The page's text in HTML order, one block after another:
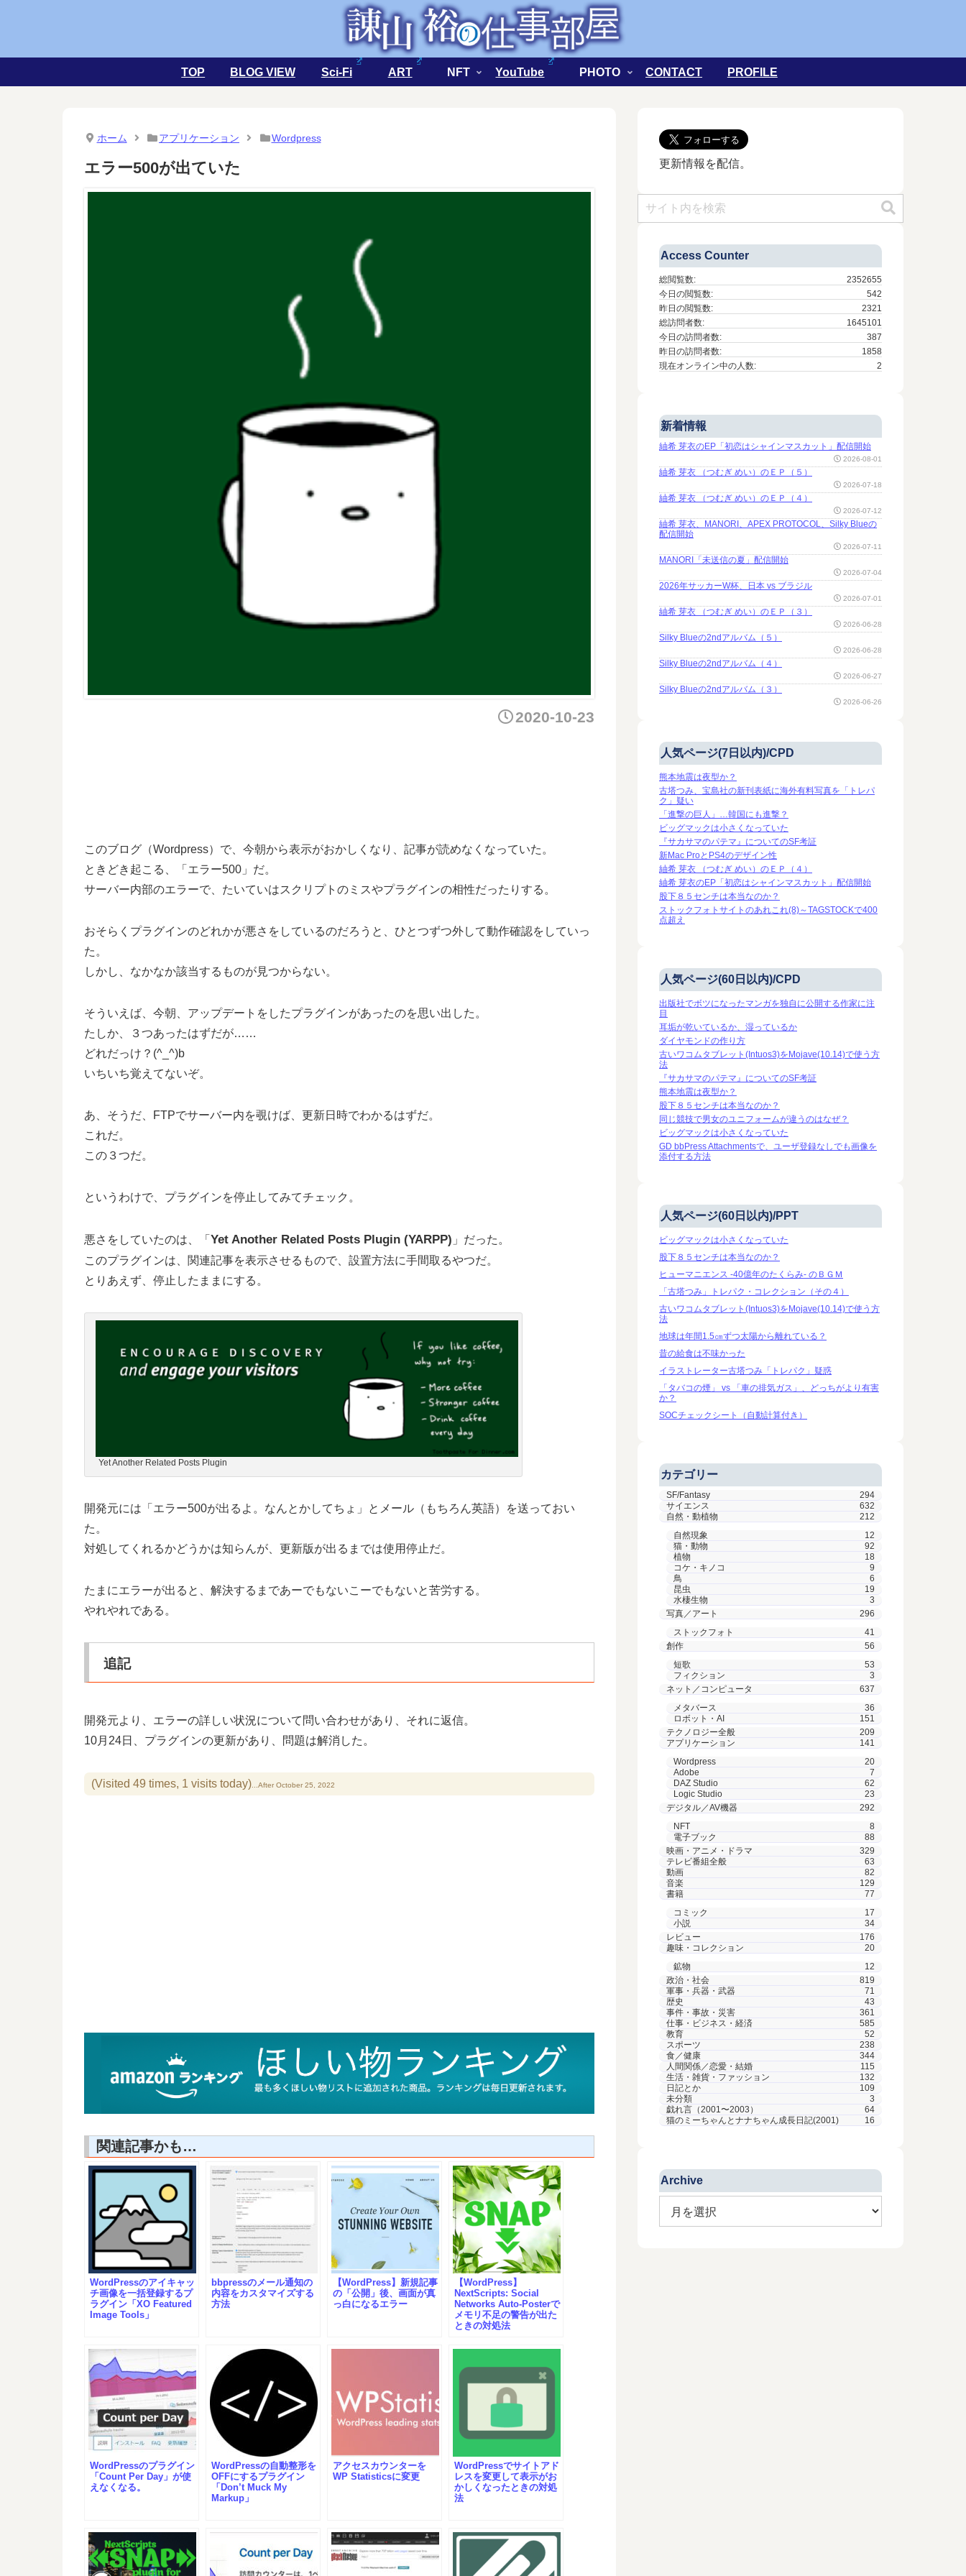
TOP BLOG VIEW Sci-Fi ART NFT YouTube PHOTO CONTACT PROFILE
ホーム アプリケーション Wordpress
エラー500が出ていた
2020-10-23
このブログ（Wordpress）で、今朝から表示がおかしくなり、記事が読めなくなっていた。
ときどき起こる、「エラー500」だ。
サーバー内部のエラーで、たいていはスクリプトのミスやプラグインの相性だったりする。
おそらくプラグインのどれかが悪さをしているのだろうと、ひとつずつ外して動作確認をしていっ
た。
しかし、なかなか該当するものが見つからない。
そういえば、今朝、アップデートをしたプラグインがあったのを思い出した。
たしか、３つあったはずだが……
どれだっけ？(^_^)b
いちいち覚えてないぞ。
あ、そうだ、FTPでサーバー内を覗けば、更新日時でわかるはずだ。
これだ。
この３つだ。
というわけで、プラグインを停止してみてチェック。
悪さをしていたのは、「 Yet Another Related Posts Plugin (YARPP) 」だった。
このプラグインは、関連記事を表示させるもので、設置方法に手間取るやつだ。
とりあえず、停止したままにする。
Yet Another Related Posts Plugin
開発元には「エラー500が出るよ。なんとかしてちょ」とメール（もちろん英語）を送っておい
た。
対処してくれるかどうかは知らんが、更新版が出るまでは使用停止だ。
たまにエラーが出ると、解決するまであーでもないこーでもないと苦労する。
やれやれである。
追記
開発元より、エラーの詳しい状況について問い合わせがあり、それに返信。
10月24日、プラグインの更新があり、問題は解消した。
(Visited 49 times, 1 visits today)
関連記事かも…
WordPressのアイキャッ
チ画像を一括登録するプ
ラグイン「XO Featured
Image Tools」
bbpressのメール通知の
内容をカスタマイズする
方法
【WordPress】新規記事
の「公開」後、画面が真
っ白になるエラー
【WordPress】
NextScripts: Social
Networks Auto-Posterで
メモリ不足の警告が出た
ときの対処法
WordPressのプラグイン
「Count Per Day」が使
えなくなる。
WordPressの自動整形を
OFFにするプラグイン
「Don’t Muck My
Markup」
アクセスカウンターを
WP Statisticsに変更
WordPressでサイトアド
レスを変更して表示がお
かしくなったときの対処
法
更新情報を配信。
Access Counter
2352655
総閲覧数:
542
今日の閲覧数:
2321
昨日の閲覧数:
1645101
総訪問者数:
387
今日の訪問者数:
1858
昨日の訪問者数:
2
現在オンライン中の人数:
新着情報
紬希 芽衣のEP「初恋はシャインマスカット」配信開始
2026-08-01
紬希 芽衣 （つむぎ めい）のＥＰ（５）
2026-07-18
紬希 芽衣 （つむぎ めい）のＥＰ（４）
2026-07-12
紬希 芽衣、MANORI、APEX PROTOCOL、Silky Blueの
配信開始
2026-07-11
MANORI「未送信の夏」配信開始
2026-07-04
2026年サッカーW杯、日本 vs ブラジル
2026-07-01
紬希 芽衣 （つむぎ めい）のＥＰ（３）
2026-06-28
Silky Blueの2ndアルバム（５）
2026-06-28
Silky Blueの2ndアルバム（４）
2026-06-27
Silky Blueの2ndアルバム（３）
2026-06-26
人気ページ(7日以内)/CPD
熊本地震は夜型か？
古塔つみ、宝島社の新刊表紙に海外有料写真を「トレパ
ク」疑い
「進撃の巨人」…韓国にも進撃？
ビッグマックは小さくなっていた
『サカサマのパテマ』についてのSF考証
新Mac ProとPS4のデザイン性
紬希 芽衣 （つむぎ めい）のＥＰ（４）
紬希 芽衣のEP「初恋はシャインマスカット」配信開始
股下８５センチは本当なのか？
ストックフォトサイトのあれこれ(8)～TAGSTOCKで400
点超え
人気ページ(60日以内)/CPD
出版社でボツになったマンガを独自に公開する作家に注
目
耳垢が乾いているか、湿っているか
ダイヤモンドの作り方
古いワコムタブレット(Intuos3)をMojave(10.14)で使う方
法
『サカサマのパテマ』についてのSF考証
熊本地震は夜型か？
股下８５センチは本当なのか？
同じ競技で男女のユニフォームが違うのはなぜ？
ビッグマックは小さくなっていた
GD bbPress Attachmentsで、ユーザ登録なしでも画像を
添付する方法
人気ページ(60日以内)/PPT
ビッグマックは小さくなっていた
股下８５センチは本当なのか？
ヒューマニエンス -40億年のたくらみ- のＢＧＭ
「古塔つみ」トレパク・コレクション（その４）
古いワコムタブレット(Intuos3)をMojave(10.14)で使う方
法
地球は年間1.5㎝ずつ太陽から離れている？
昔の給食は不味かった
イラストレーター古塔つみ「トレパク」疑惑
「タバコの煙」 vs 「車の排気ガス」、どっちがより有害
か？
SOCチェックシート（自動計算付き）
カテゴリー
SF/Fantasy
294
サイエンス
632
自然・動植物
212
自然現象
12
猫・動物
92
植物
18
コケ・キノコ
9
鳥
6
昆虫
19
水棲生物
3
写真／アート
296
ストックフォト
41
創作
56
短歌
53
フィクション
3
ネット／コンピュータ
637
メタバース
36
ロボット・AI
151
テクノロジー全般
209
アプリケーション
141
Wordpress
20
Adobe
7
DAZ Studio
62
Logic Studio
23
デジタル／AV機器
292
NFT
8
電子ブック
88
映画・アニメ・ドラマ
329
テレビ番組全般
63
動画
82
音楽
129
書籍
77
コミック
17
小説
34
レビュー
176
趣味・コレクション
20
鉱物
12
政治・社会
819
軍事・兵器・武器
71
歴史
43
事件・事故・災害
361
仕事・ビジネス・経済
585
教育
52
スポーツ
238
食／健康
344
人間関係／恋愛・結婚
115
生活・雑貨・ファッション
132
日記とか
109
未分類
3
戯れ言（2001〜2003）
64
猫のミーちゃんとナナちゃん成長日記(2001)
16
Archive